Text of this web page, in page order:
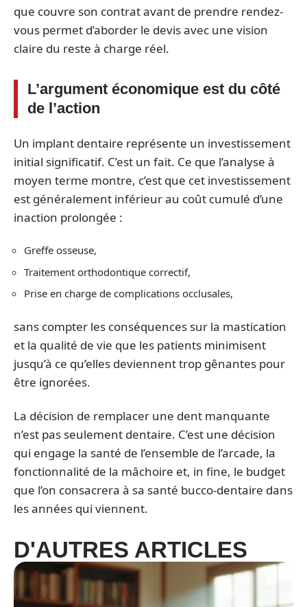
que couvre son contrat avant de prendre rendez-
vous permet d’aborder le devis avec une vision
claire du reste à charge réel.
L’argument économique est du côté
de l’action
Un implant dentaire représente un investissement
initial significatif. C’est un fait. Ce que l’analyse à
moyen terme montre, c’est que cet investissement
est généralement inférieur au coût cumulé d’une
inaction prolongée :
Greffe osseuse,
Traitement orthodontique correctif,
Prise en charge de complications occlusales,
sans compter les conséquences sur la mastication
et la qualité de vie que les patients minimisent
jusqu’à ce qu’elles deviennent trop gênantes pour
être ignorées.
La décision de remplacer une dent manquante
n’est pas seulement dentaire. C’est une décision
qui engage la santé de l’ensemble de l’arcade, la
fonctionnalité de la mâchoire et, in fine, le budget
que l’on consacrera à sa santé bucco-dentaire dans
les années qui viennent.
D'AUTRES ARTICLES